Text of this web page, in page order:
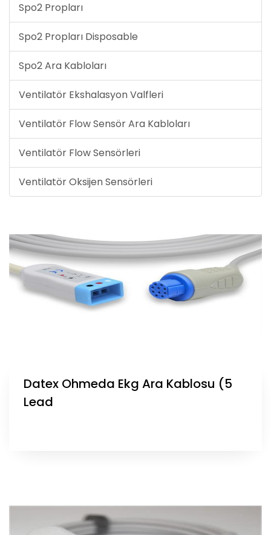
Spo2 Propları
Spo2 Propları Disposable
Spo2 Ara Kabloları
Ventilatör Ekshalasyon Valfleri
Ventilatör Flow Sensör Ara Kabloları
Ventilatör Flow Sensörleri
Ventilatör Oksijen Sensörleri
Datex Ohmeda Ekg Ara Kablosu (5
Lead